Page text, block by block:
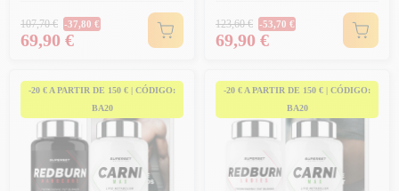
Precio habitual
107,70 € -37,80 €
Precio
69,90 €
Precio habitual
123,60 € -53,70 €
Precio
69,90 €
-20 € A PARTIR DE 150 € | CÓDIGO:
BA20
-20 € A PARTIR DE 150 € | CÓDIGO:
BA20